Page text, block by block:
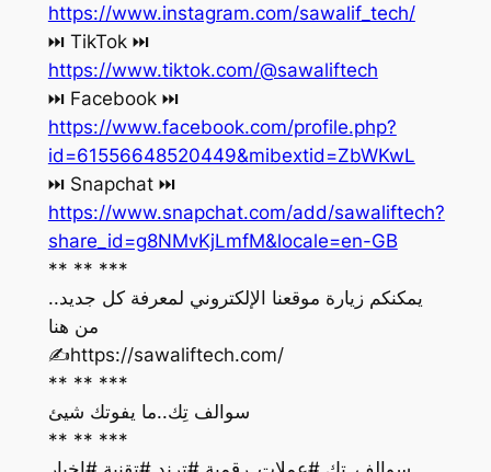
https://www.instagram.com/sawalif_tech/
‏⏭ TikTok ⏭
https://www.tiktok.com/@sawaliftech
‏⏭ Facebook ⏭
https://www.facebook.com/profile.php?
id=61556648520449&mibextid=ZbWKwL
‏⏭ Snapchat ⏭
https://www.snapchat.com/add/sawaliftech?
share_id=g8NMvKjLmfM&locale=en-GB
** ** ***
يمكنكم زيارة موقعنا الإلكتروني لمعرفة كل جديد..
من هنا
‏✍️https://sawaliftech.com/
** ** ***
سوالف تِك..ما يفوتك شيئ
** ** ***